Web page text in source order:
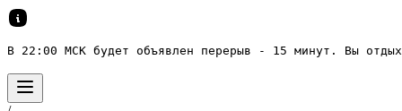
В 22:00 МСК будет объявлен перерыв - 15 минут. Вы